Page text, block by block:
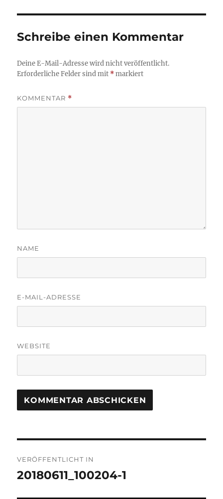
Schreibe einen Kommentar
Deine E-Mail-Adresse wird nicht veröffentlicht.
Erforderliche Felder sind mit *markiert
KOMMENTAR *
NAME
E-MAIL-ADRESSE
WEBSITE
VERÖFFENTLICHT IN
20180611_100204-1